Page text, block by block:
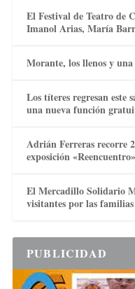
El Festival de Teatro de
Imanol Arias, María
Morante, los llenos y
Los títeres regresan este
una nueva función
Adrián Ferreras recorre
exposición «Reencuentro»
El Mercadillo Solidario
visitantes por las familias
PUBLICIDAD